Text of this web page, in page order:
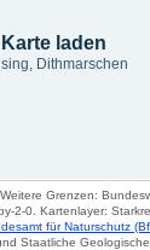
Karte laden
Dithmarschen
. Weitere Grenzen:
2-0. Kartenlayer:
für Naturschutz
Staatliche Geologische